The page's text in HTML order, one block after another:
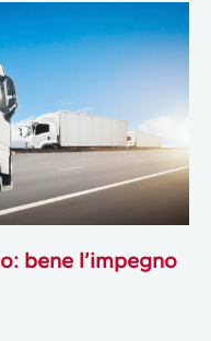
bene l’impegno